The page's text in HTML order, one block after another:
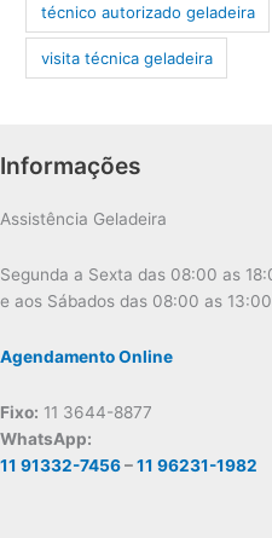
técnico autorizado geladeira
visita técnica geladeira
Informações
Assistência Geladeira
Segunda a Sexta das 08:00 as
e aos Sábados das 08:00 as 13:00
Agendamento Online
Fixo: 11 3644-8877
WhatsApp:
11 91332-7456–11 96231-1982